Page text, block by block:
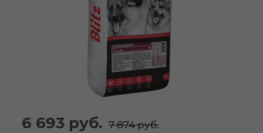
6 693 руб. 7 874руб.